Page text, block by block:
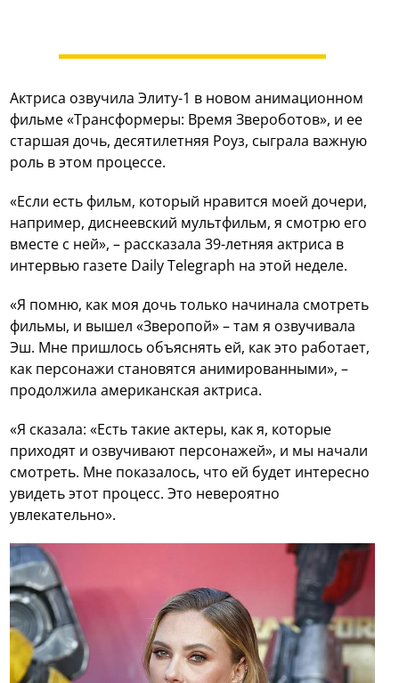
Актриса озвучила Элиту-1 в новом анимационном
фильме «Трансформеры: Время Звероботов», и ее
старшая дочь, десятилетняя Роуз, сыграла важную
роль в этом процессе.
«Если есть фильм, который нравится моей дочери,
например, диснеевский мультфильм, я смотрю его
вместе с ней», – рассказала 39-летняя актриса в
интервью газете Daily Telegraph на этой неделе.
«Я помню, как моя дочь только начинала смотреть
фильмы, и вышел «Зверопой» – там я озвучивала
Эш. Мне пришлось объяснять ей, как это работает,
как персонажи становятся анимированными», –
продолжила американская актриса.
«Я сказала: «Есть такие актеры, как я, которые
приходят и озвучивают персонажей», и мы начали
смотреть. Мне показалось, что ей будет интересно
увидеть этот процесс. Это невероятно
увлекательно».